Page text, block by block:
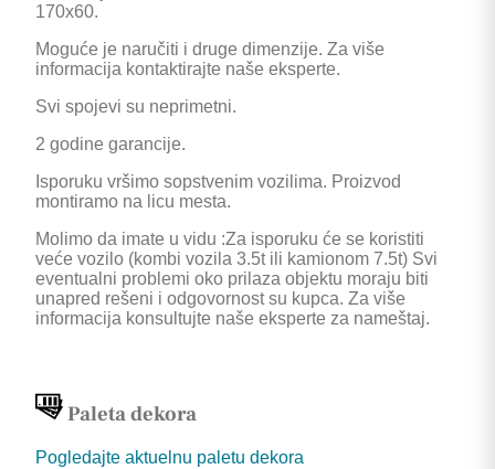
170x60.
Moguće je naručiti i druge dimenzije. Za više
informacija kontaktirajte naše eksperte.
Svi spojevi su neprimetni.
2 godine garancije.
Isporuku vršimo sopstvenim vozilima. Proizvod
montiramo na licu mesta.
Molimo da imate u vidu :Za isporuku će se koristiti
veće vozilo (kombi vozila 3.5t ili kamionom 7.5t) Svi
eventualni problemi oko prilaza objektu moraju biti
unapred rešeni i odgovornost su kupca. Za više
informacija konsultujte naše eksperte za nameštaj.
Paleta dekora
Pogledajte aktuelnu paletu dekora